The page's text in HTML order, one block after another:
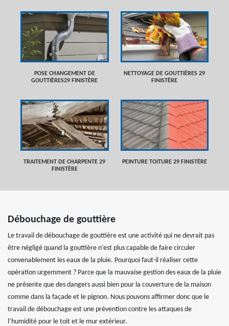
POSE CHANGEMENT DE
GOUTTIÈRES29 FINISTÈRE
NETTOYAGE DE GOUTTIÈRES 29
FINISTÈRE
TRAITEMENT DE CHARPENTE 29
FINISTÈRE
PEINTURE TOITURE 29 FINISTÈRE
Débouchage de gouttière
Le travail de débouchage de gouttière est une activité qui ne devrait pas
être négligé quand la gouttière n’est plus capable de faire circuler
convenablement les eaux de la pluie. Pourquoi faut-il réaliser cette
opération urgemment ? Parce que la mauvaise gestion des eaux de la pluie
ne présente que des dangers aussi bien pour la couverture de la maison
comme dans la façade et le pignon. Nous pouvons affirmer donc que le
travail de débouchage est une prévention contre les attaques de
l’humidité pour le toit et le mur extérieur.